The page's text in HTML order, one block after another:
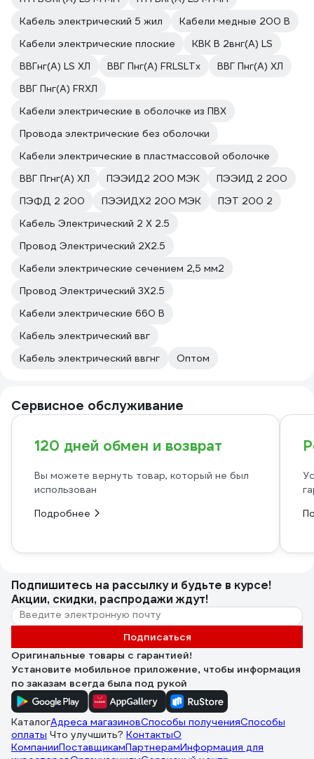
Кабель электрический 5 жил
Кабели медные 200 В
Кабели электрические плоские
КВК В 2внг(A) LS
ВВГнг(A) LS ХЛ
ВВГ Пнг(A) FRLSLTx
ВВГ Пнг(A) ХЛ
ВВГ Пнг(A) FRХЛ
Кабели электрические в оболочке из ПВХ
Провода электрические без оболочки
Кабели электрические в пластмассовой оболочке
ВВГ Пгнг(A) ХЛ
ПЭЭИД2 200 МЭК
ПЭЭИД 2 200
ПЭФД 2 200
ПЭЭИДХ2 200 МЭК
ПЭТ 200 2
Кабель Электрический 2 Х 2.5
Провод Электрический 2Х2.5
Кабели электрические сечением 2,5 мм2
Провод Электрический 3Х2.5
Кабели электрические 660 В
Кабель электрический ввг
Кабель электрический ввгнг
Оптом
Сервисное обслуживание
120 дней обмен и возврат
Вы можете вернуть товар, который не был
использован
Подробнее
Подпишитесь на рассылкуи будьте в курсе!
Акции, скидки, распродажи ждут!
Подписаться
Оригинальные товары с гарантией!
Установите мобильное приложение, чтобы информация
по заказам всегда была под рукой
КаталогАдреса магазиновСпособы полученияСпособы
оплаты Что улучшить? КонтактыО
КомпанииПоставщикамПартнерамИнформация для